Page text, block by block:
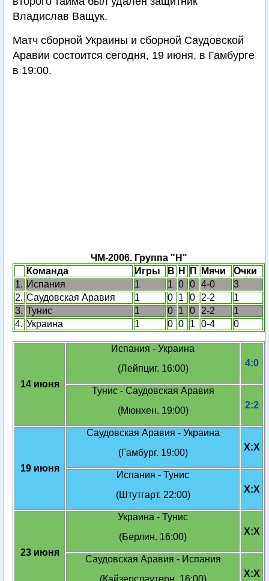
Владислав Ващук.
Матч сборной Украины и сборной Саудовской
Аравии состоится сегодня, 19 июня, в Гамбурге
в 19:00.
ЧМ-2006. Группа "H"
Команда
Игры В Н П Мячи
Очки
1. Испания 1 1 0 0 4-0
3
2. Саудовская Аравия 1 0 1 0 2-2
1
3. Тунис 1 0 1 0 2-2
1
4. Украина 1 0 0 1 0-4 0
14 июня
Испания - Украина
(Лейпциг. 16:00)
4:0
Тунис - Саудовская Аравия
(Мюнхен. 19:00)
2:2
19 июня
Саудовская Аравия - Украина
(Гамбург. 19:00)
X:X
Испания - Тунис
(Штутгарт. 22:00)
X:X
23 июня
Украина - Тунис
(Берлин. 16:00)
X:X
Саудовская Аравия - Испания
(Кайзерслаутерн. 16:00)
X:X